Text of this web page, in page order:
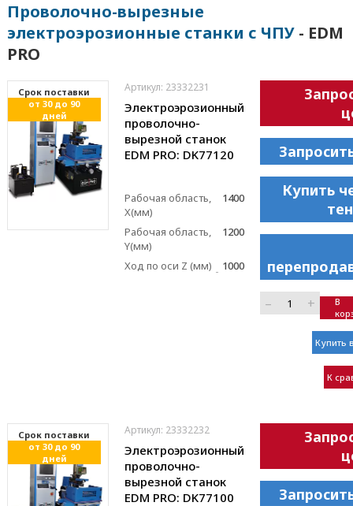
Проволочно-вырезные
электроэрозионные станки с ЧПУ- EDM
PRO
Cрок поставки
от 30 до 90
дней
Артикул: 23332231
Электроэрозионный
проволочно-
вырезной станок
EDM PRO: DK77120
Рабочая область,
X(мм)
1400
Рабочая область,
Y(мм)
1200
Ход по оси Z (мм) 1000
Купить
– +
В
Купить
К
Cрок поставки
от 30 до 90
дней
Артикул: 23332232
Электроэрозионный
проволочно-
вырезной станок
EDM PRO: DK77100